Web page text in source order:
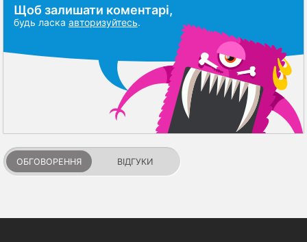
Щоб залишати коментарі,
будь ласка авторизуйтесь.
ОБГОВОРЕННЯ ВІДГУКИ